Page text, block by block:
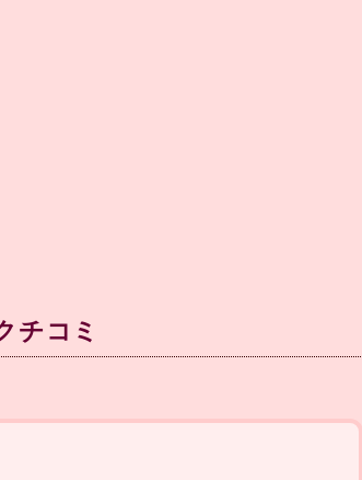
チコミ